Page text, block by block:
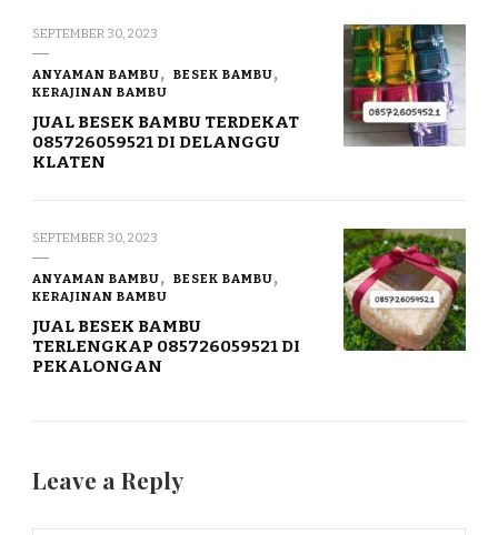
SEPTEMBER 30, 2023
ANYAMAN BAMBU
BESEK BAMBU
KERAJINAN BAMBU
JUAL BESEK BAMBU TERDEKAT
085726059521 DI DELANGGU
KLATEN
SEPTEMBER 30, 2023
ANYAMAN BAMBU
BESEK BAMBU
KERAJINAN BAMBU
JUAL BESEK BAMBU
TERLENGKAP 085726059521 DI
PEKALONGAN
Leave a Reply